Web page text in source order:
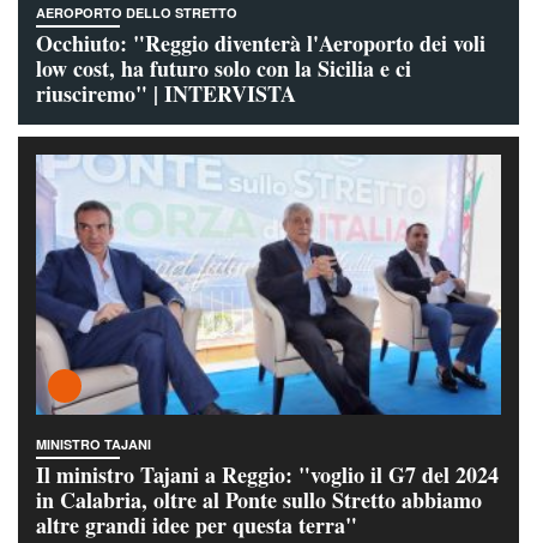
AEROPORTO DELLO STRETTO
Occhiuto: "Reggio diventerà l'Aeroporto dei voli
low cost, ha futuro solo con la Sicilia e ci
riusciremo" | INTERVISTA
MINISTRO TAJANI
Il ministro Tajani a Reggio: "voglio il G7 del 2024
in Calabria, oltre al Ponte sullo Stretto abbiamo
altre grandi idee per questa terra"